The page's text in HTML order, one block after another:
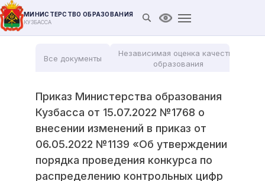
МИНИСТЕРСТВО ОБРАЗОВАНИЯ
КУЗБАССА Открыть поиск
Версия для
Все документы
Независимая оценка качества
образования
Приказ Министерства образования
Кузбасса от 15.07.2022 №1768 о
внесении изменений в приказ от
06.05.2022 №1139 «Об утверждении
порядка проведения конкурса по
распределению контрольных цифр